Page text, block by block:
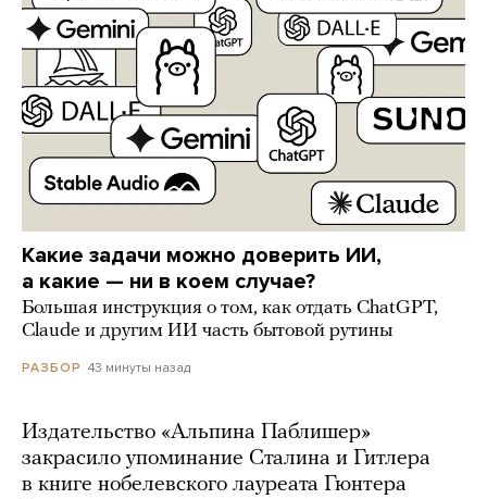
Какие задачи можно доверить ИИ,
а какие — ни в коем случае?
Большая инструкция о том, как отдать ChatGPT,
Claude и другим ИИ часть бытовой рутины
РАЗБОР 43 минуты назад
Издательство «Альпина Паблишер»
закрасило упоминание Сталина и Гитлера
в книге нобелевского лауреата Гюнтера